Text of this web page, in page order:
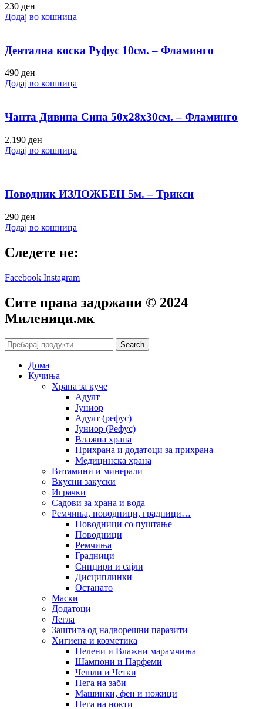
230 ден
Додај во кошница
Дентална коска Руфус 10см. – Фламинго
490 ден
Додај во кошница
Чанта Дивина Сина 50х28х30см. – Фламинго
2,190 ден
Додај во кошница
Поводник ИЗЛОЖБЕН 5м. – Трикси
290 ден
Додај во кошница
Следете не:
Facebook Instagram
Сите права задржани © 2024
Mиленици.мк
Search
Дома
Кучиња
Храна за куче
Адулт
Јуниор
Адулт (рефус)
Јуниор (Рефус)
Влажна храна
Прихрана и додатоци за прихрана
Медицинска храна
Витамини и минерали
Вкусни закуски
Играчки
Садови за храна и вода
Ремчиња, поводници, градници…
Поводници со пуштање
Поводници
Ремчиња
Градници
Синџири и сајли
Дисциплинки
Останато
Маски
Додатоци
Легла
Заштита од надворешни паразити
Хигиена и козметика
Пелени и Влажни марамчиња
Шампони и Парфеми
Чешли и Четки
Нега на заби
Машинки, фен и ножици
Нега на нокти